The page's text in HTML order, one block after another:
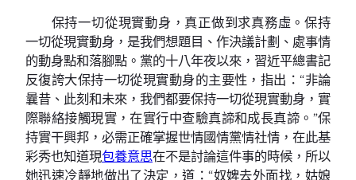
保持一切從現實動身，真正做到求真務虛。保持
一切從現實動身，是我們想題目、作決議計劃、處事情
的動身點和落腳點。黨的十八年夜以來，習近平總書記
反復誇大保持一切從現實動身的主要性，指出：“非論
曩昔、此刻和未來，我們都要保持一切從現實動身，實
際聯絡接觸現實，在實行中查驗真諦和成長真諦。”保
持實干興邦，必需正確掌握世情國情黨情社情，在此基
彩秀也知道現包養意思在不是討論這件事的時候，所以
她迅速冷靜地做出了決定，道：“奴婢去外面找，姑娘